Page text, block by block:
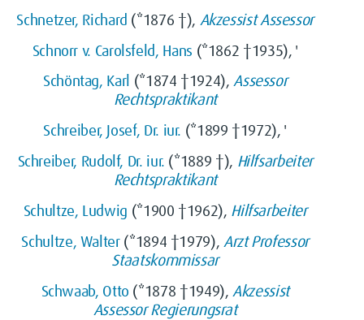
Schnetzer, Richard (*1876 †), Akzessist Assessor
Schnorr v. Carolsfeld, Hans (*1862 †1935), '
Schöntag, Karl (*1874 †1924),Assessor
Rechtspraktikant
Schreiber, Josef, Dr. iur. (*1899 †1972), '
Schreiber, Rudolf, Dr. iur. (*1889 †), Hilfsarbeiter
Rechtspraktikant
Schultze, Ludwig (*1900 †1962), Hilfsarbeiter
Schultze, Walter(*1894 †1979), Arzt Professor
Staatskommissar
Schwaab, Otto (*1878 †1949),Akzessist
Assessor Regierungsrat